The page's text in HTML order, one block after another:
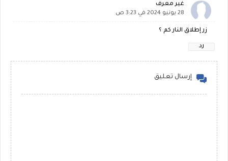
غير معرف
28 يونيو 2024 في 3:23 ص
زر إطلاق النار كم ؟
رد
إرسال تعليق